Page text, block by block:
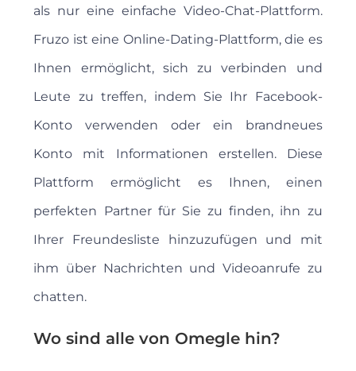
als nur eine einfache Video-Chat-Plattform.
Fruzo ist eine Online-Dating-Plattform, die es
Ihnen ermöglicht, sich zu verbinden und
Leute zu treffen, indem Sie Ihr Facebook-
Konto verwenden oder ein brandneues
Konto mit Informationen erstellen. Diese
Plattform ermöglicht es Ihnen, einen
perfekten Partner für Sie zu finden, ihn zu
Ihrer Freundesliste hinzuzufügen und mit
ihm über Nachrichten und Videoanrufe zu
chatten.
Wo sind alle von Omegle hin?